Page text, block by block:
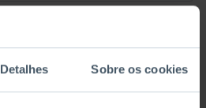
Detalhes Sobre os cookies